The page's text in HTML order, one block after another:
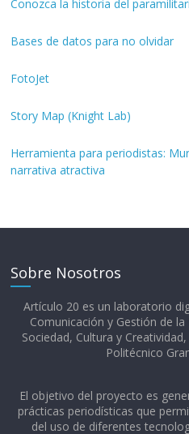
Conozca la historia del
Bases de datos para no olvidar
FotoJet
Story Map (Knight Lab)
Herramienta para periodistas:
narrativa atractiva
Sobre Nosotros
Artículo 20 es un laboratorio
Comunicación y Gestión de
Sociedad, Cultura y
Politécnico
El objetivo del proyecto es
prácticas periodísticas que
del uso de diferentes